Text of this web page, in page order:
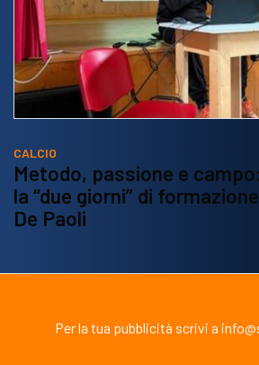
CALCIO
Metodo, passione e
la “due giorni” di
De Paoli
Per la tua pubblicità scrivi a